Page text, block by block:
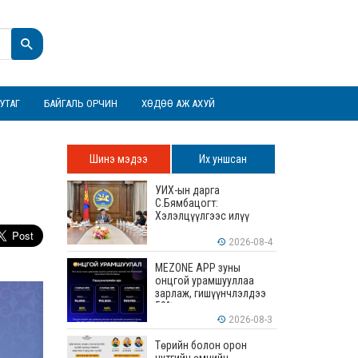
БАЙГАЛЬ ОРЧИН ХӨДӨӨ АЖ АХУЙ
Шинэ мэдээ Их уншсан
УИХ-ын дарга
С.Бямбацогт:
Хэлэлцүүлгээс илүү
илүү бодит үр дүн чухал
2026-08-4
MEZONE APP зуны
онцгой урамшууллаа
зарлаж, гишүүнчлэлдээ
50% хүртэлх хөнгөлөлт
үзүүлж эхэллээ 2026-08-3
Төрийн болон орон